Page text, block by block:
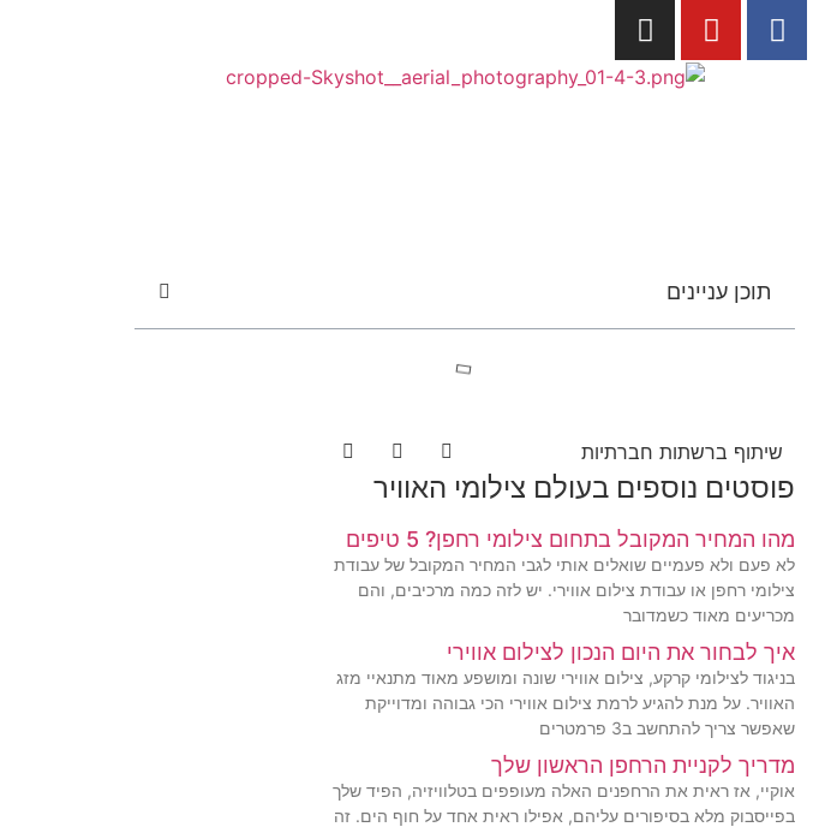
תוכן עניינים
שיתוף ברשתות חברתיות
פוסטים נוספים בעולם צילומי האוויר
מהו המחיר המקובל בתחום צילומי רחפן? 5 טיפים
לא פעם ולא פעמיים שואלים אותי לגבי המחיר המקובל של עבודת
צילומי רחפן או עבודת צילום אווירי. יש לזה כמה מרכיבים, והם
מכריעים מאוד כשמדובר
איך לבחור את היום הנכון לצילום אווירי
בניגוד לצילומי קרקע, צילום אווירי שונה ומושפע מאוד מתנאיי מזג
האוויר. על מנת להגיע לרמת צילום אווירי הכי גבוהה ומדוייקת
שאפשר צריך להתחשב ב3 פרמטרים
מדריך לקניית הרחפן הראשון שלך
אוקיי, אז ראית את הרחפנים האלה מעופפים בטלוויזיה, הפיד שלך
בפייסבוק מלא בסיפורים עליהם, אפילו ראית אחד על חוף הים. זה